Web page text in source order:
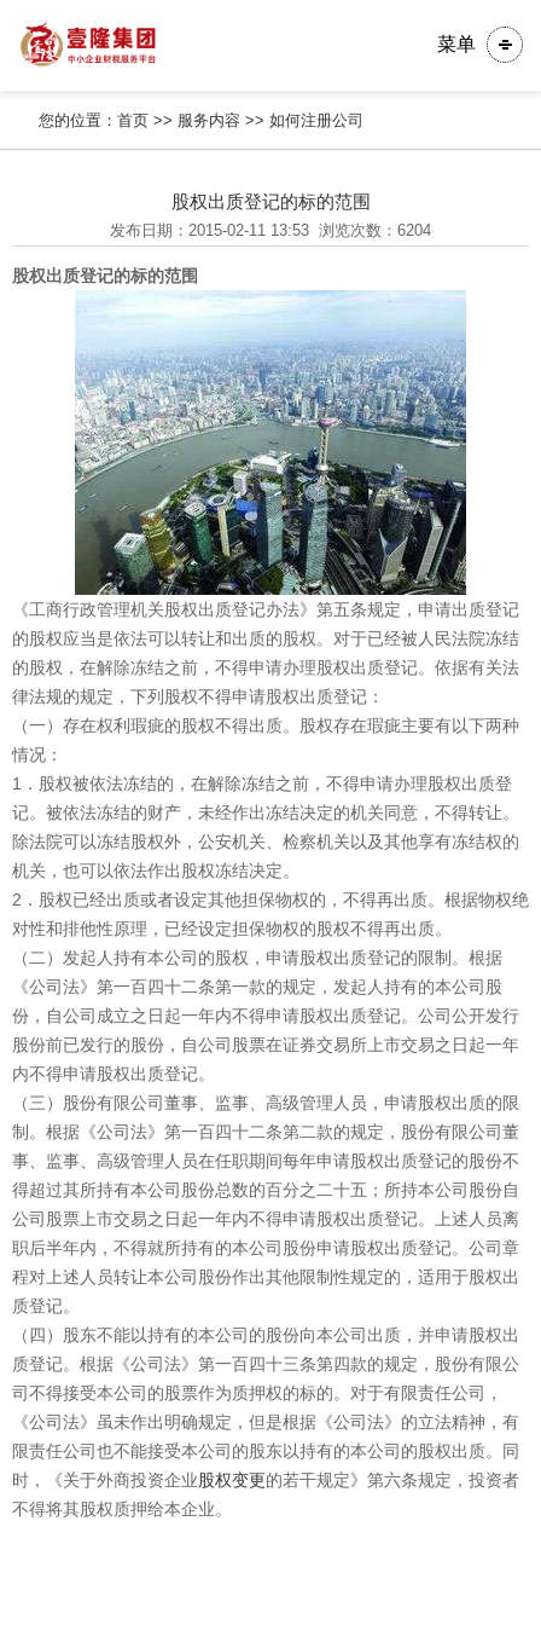
菜单
您的位置：首页 >> 服务内容 >>如何注册公司
股权出质登记的标的范围
发布日期：2015-02-11 13:53 浏览次数：6204
股权出质登记的标的范围
《工商行政管理机关股权出质登记办法》第五条规定，申请出质登记
的股权应当是依法可以转让和出质的股权。对于已经被人民法院冻结
的股权，在解除冻结之前，不得申请办理股权出质登记。依据有关法
律法规的规定，下列股权不得申请股权出质登记：
（一）存在权利瑕疵的股权不得出质。股权存在瑕疵主要有以下两种
情况：
1．股权被依法冻结的，在解除冻结之前，不得申请办理股权出质登
记。被依法冻结的财产，未经作出冻结决定的机关同意，不得转让。
除法院可以冻结股权外，公安机关、检察机关以及其他享有冻结权的
机关，也可以依法作出股权冻结决定。
2．股权已经出质或者设定其他担保物权的，不得再出质。根据物权绝
对性和排他性原理，已经设定担保物权的股权不得再出质。
（二）发起人持有本公司的股权，申请股权出质登记的限制。根据
《公司法》第一百四十二条第一款的规定，发起人持有的本公司股
份，自公司成立之日起一年内不得申请股权出质登记。公司公开发行
股份前已发行的股份，自公司股票在证券交易所上市交易之日起一年
内不得申请股权出质登记。
（三）股份有限公司董事、监事、高级管理人员，申请股权出质的限
制。根据《公司法》第一百四十二条第二款的规定，股份有限公司董
事、监事、高级管理人员在任职期间每年申请股权出质登记的股份不
得超过其所持有本公司股份总数的百分之二十五；所持本公司股份自
公司股票上市交易之日起一年内不得申请股权出质登记。上述人员离
职后半年内，不得就所持有的本公司股份申请股权出质登记。公司章
程对上述人员转让本公司股份作出其他限制性规定的，适用于股权出
质登记。
（四）股东不能以持有的本公司的股份向本公司出质，并申请股权出
质登记。根据《公司法》第一百四十三条第四款的规定，股份有限公
司不得接受本公司的股票作为质押权的标的。对于有限责任公司，
《公司法》虽未作出明确规定，但是根据《公司法》的立法精神，有
限责任公司也不能接受本公司的股东以持有的本公司的股权出质。同
时，《关于外商投资企业股权变更的若干规定》第六条规定，投资者
不得将其股权质押给本企业。